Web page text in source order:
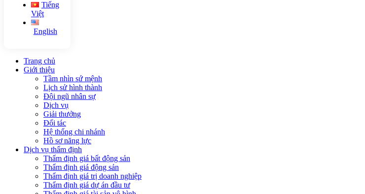
Tiếng
Việt
English
Trang chủ
Giới thiệu
Tầm nhìn sứ mệnh
Lịch sử hình thành
Đội ngũ nhân sự
Dịch vụ
Giải thưởng
Đối tác
Hệ thống chi nhánh
Hồ sơ năng lực
Dịch vụ thẩm định
Thẩm định giá bất động sản
Thẩm định giá động sản
Thẩm định giá trị doanh nghiệp
Thẩm định giá dự án đầu tư